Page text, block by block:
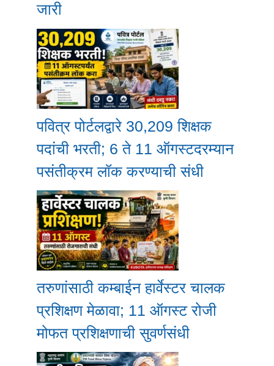
जारी
पवित्र पोर्टलद्वारे 30,209 शिक्षक
पदांची भरती; 6 ते 11 ऑगस्टदरम्यान
पसंतीक्रम लॉक करण्याची संधी
तरुणांसाठी कम्बाईन हार्वेस्टर चालक
प्रशिक्षण मेळावा; 11 ऑगस्ट रोजी
मोफत प्रशिक्षणाची सुवर्णसंधी